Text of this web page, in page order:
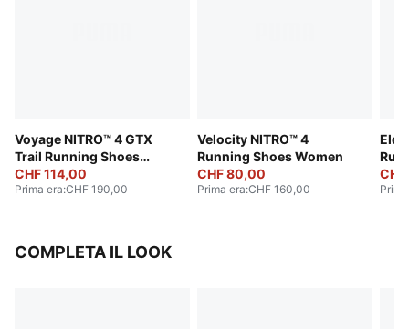
Voyage NITRO™ 4 GTX
Trail Running Shoes
Women
CHF 114,00
Prima era:CHF 190,00
Velocity NITRO™ 4
Running Shoes Women
CHF 80,00
Prima era:CHF 160,00
COMPLETA IL LOOK